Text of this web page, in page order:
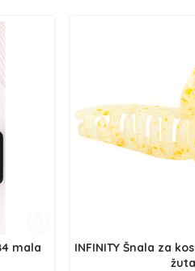
mala
INFINITY Šnala za
žuta